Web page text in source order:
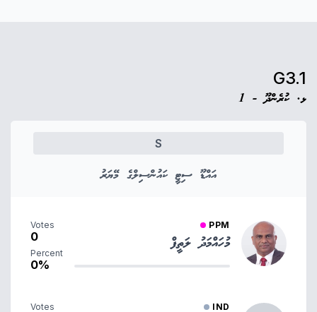
G3.1
ޅ. ކުރެންދޫ - 1
S
އައްޑޫ ސިޓީ ކައުންސިލްގެ މޭޔަރު
PPM
މުހައްމަދު ލަތީފް
Votes
0
Percent
0%
IND
Votes